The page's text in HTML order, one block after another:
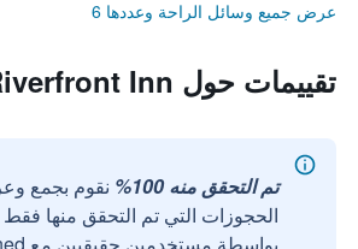
عرض جميع وسائل الراحة وعددها 6
تقييمات حول Riverfront Inn
تم التحقق منه 100%
نقوم بجمع
الحجوزات التي تم التحقق منها فقط